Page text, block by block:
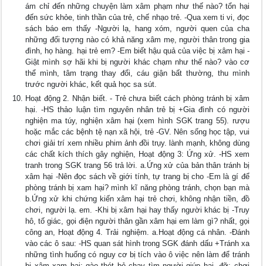
ám chỉ đến những chuyện làm xâm phạm như thế nào? tổn hại
đến sức khỏe, tinh thần của trẻ, chế nhạo trẻ. -Qua xem ti vi, đọc
sách báo em thấy -Người lạ, hang xóm, người quen của cha
những đối tượng nào có khả năng xâm mẹ, người thân trong gia
đình, họ hàng. hại trẻ em? -Em biết hậu quả của việc bị xâm hại -
Giật mình sợ hãi khi bị người khác chạm như thế nào? vào cơ
thể mình, tâm trạng thay đổi, cáu giận bất thường, thu mình
trước người khác, kết quả học sa sút.
Hoạt động 2. Nhận biết. - Trẻ chưa biết cách phòng tránh bị xâm
hại. -HS thảo luận tìm nguyên nhân trẻ bị +Gia đình có người
nghiện ma túy, nghiện xâm hại (xem hình SGK trang 55). rượu
hoặc mắc các bệnh tệ nạn xã hội, trẻ -GV. Nên sống học tập, vui
chơi giải trí xem nhiều phim ảnh đồi trụy. lành mạnh, không dùng
các chất kích thích gây nghiện, Hoạt động 3: Ứng xử. -HS xem
tranh trong SGK trang 56 trả lời. a.Ứng xử của bản thân tránh bị
xâm hại -Nên đọc sách về giới tính, tự trang bị cho -Em là gí để
phòng tránh bị xam hại? mình kĩ năng phòng tránh, chọn bạn mà
b.Ứng xử khi chứng kiến xâm hại trẻ chơi, không nhận tiền, đồ
chơi, người lạ. em. -Khi bị xâm hại hay thấy người khác bị -Truy
hô, tố giác, gọi điện người thân gần xâm hại em làm gì? nhất, gọi
công an, Hoạt động 4. Trải nghiệm. a.Hoạt động cá nhân. -Đánh
vào các ô sau: -HS quan sát hình trong SGK đánh dấu +Tránh xa
những tình huống có nguy cơ bị tích vào ô việc nên làm để tránh